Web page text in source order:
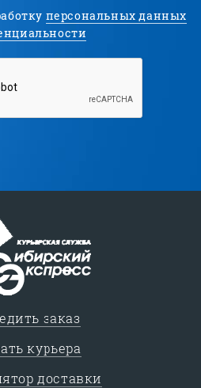
персональных данных
заказ
курьера
доставки